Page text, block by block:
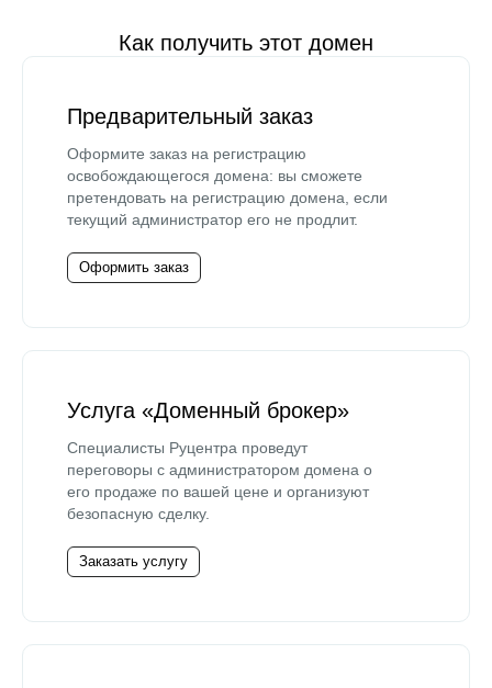
Как получить этот домен
Предварительный заказ
Оформите заказ на регистрацию
освобождающегося домена: вы сможете
претендовать на регистрацию домена, если
текущий администратор его не продлит.
Оформить заказ
Услуга «Доменный брокер»
Специалисты Руцентра проведут
переговоры с администратором домена о
его продаже по вашей цене и организуют
безопасную сделку.
Заказать услугу